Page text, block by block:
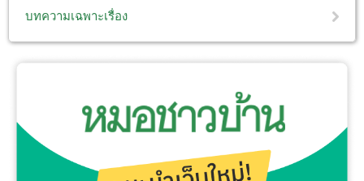
บทความเฉพาะเรื่อง